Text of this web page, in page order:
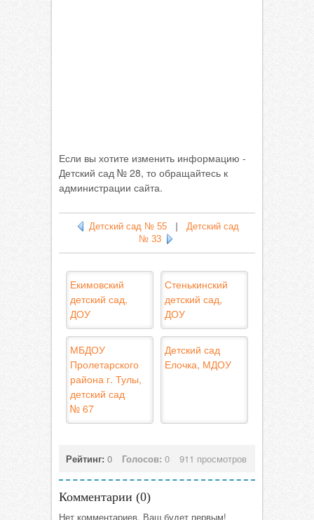
Если вы хотите изменить информацию -
Детский сад № 28, то обращайтесь к
администрации сайта.
Детский сад № 55
Детский сад
№ 33
Екимовский
детский сад,
ДОУ
Стенькинский
детский сад,
ДОУ
МБДОУ
Пролетарского
района г. Тулы,
детский сад
№ 67
Детский сад
Елочка, МДОУ
Рейтинг: 0 Голосов: 0 911 просмотров
Комментарии (0)
Нет комментариев. Ваш будет первым!